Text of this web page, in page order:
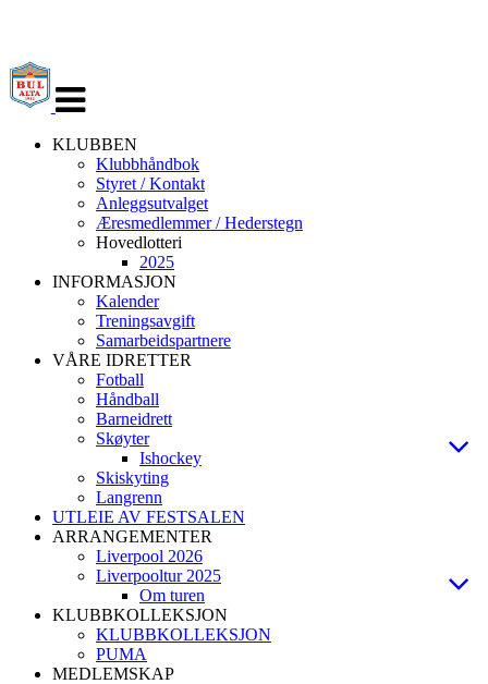
navigasjon
KLUBBEN
Klubbhåndbok
Styret / Kontakt
Anleggsutvalget
Æresmedlemmer / Hederstegn
Hovedlotteri
2025
INFORMASJON
Kalender
Treningsavgift
Samarbeidspartnere
VÅRE IDRETTER
Fotball
Håndball
Barneidrett
Skøyter
Ishockey
Skiskyting
Langrenn
UTLEIE AV FESTSALEN
ARRANGEMENTER
Liverpool 2026
Liverpooltur 2025
Om turen
KLUBBKOLLEKSJON
KLUBBKOLLEKSJON
PUMA
MEDLEMSKAP